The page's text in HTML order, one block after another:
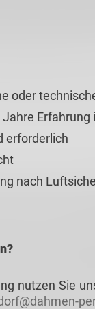
oder
erforderlich
nach
nutzen Sie